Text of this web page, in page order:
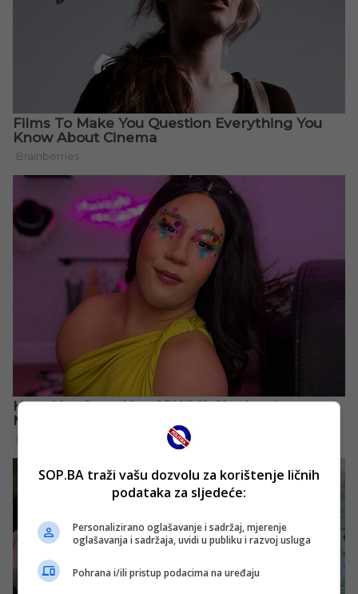
SOP.BA traži vašu dozvolu za korištenje ličnih
podataka za sljedeće:
Personalizirano oglašavanje i sadržaj, mjerenje
oglašavanja i sadržaja, uvidi u publiku i razvoj usluga
Pohrana i/ili pristup podacima na uređaju